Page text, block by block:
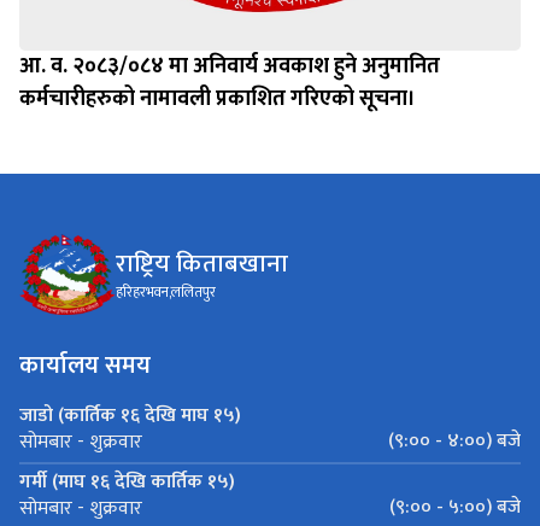
आ. व. २०८३/०८४ मा अनिवार्य अवकाश हुने अनुमानित
कर्मचारीहरुको नामावली प्रकाशित गरिएको सूचना।
राष्ट्रिय किताबखाना
हरिहरभवन,ललितपुर
कार्यालय समय
जाडो (कार्तिक १६ देखि माघ १५)
सोमबार - शुक्रवार
(९:०० - ४:००) बजे
गर्मी (माघ १६ देखि कार्तिक १५)
सोमबार - शुक्रवार (९:०० - ५:००) बजे